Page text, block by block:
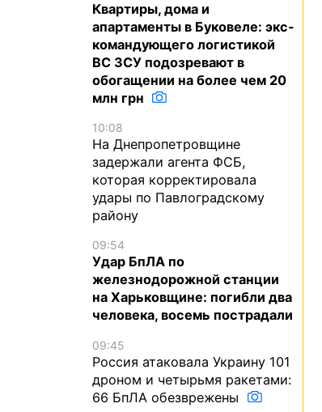
Квартиры, дома и
апартаменты в Буковеле: экс-
командующего логистикой
ВС ЗСУ подозревают в
обогащении на более чем 20
млн грн
10:08
На Днепропетровщине
задержали агента ФСБ,
которая корректировала
удары по Павлоградскому
району
09:54
Удар БпЛА по
железнодорожной станции
на Харьковщине: погибли два
человека, восемь пострадали
09:45
Россия атаковала Украину 101
дроном и четырьмя ракетами:
66 БпЛА обезврежены